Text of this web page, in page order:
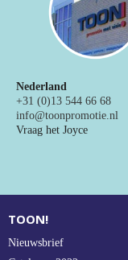
Nederland
+31 (0)13 544 66 68
info@toonpromotie.nl
Vraag het Joyce
TOON!
Nieuwsbrief